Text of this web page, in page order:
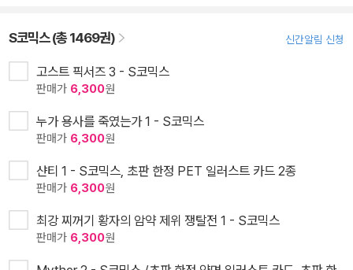
S코믹스 (총 1469권) 신간알림 신청
고스트 픽서즈 3 - S코믹스
판매가 6,300원
누가 용사를 죽였는가 1 - S코믹스
판매가 6,300원
샨티 1 - S코믹스, 초판 한정 PET 일러스트 카드 2종
판매가 6,300원
최강 찌꺼기 황자의 암약 제위 쟁탈전 1 - S코믹스
판매가 6,300원